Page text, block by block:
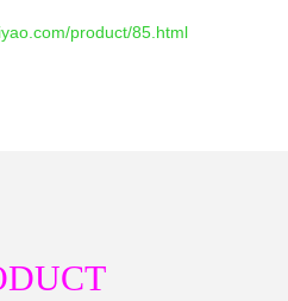
product/85.html